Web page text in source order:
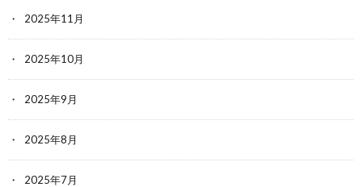
2025年11月
2025年10月
2025年9月
2025年8月
2025年7月